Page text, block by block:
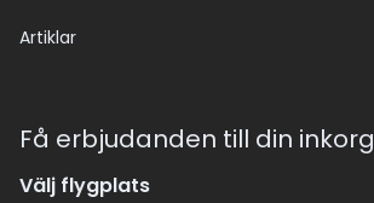
Artiklar
Få erbjudanden till din inkorg
Välj flygplats